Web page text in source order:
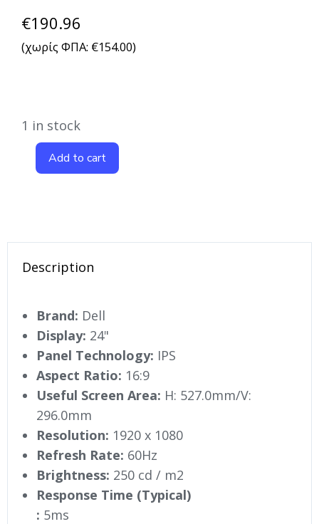
€190.96
(χωρίς ΦΠΑ: €154.00)
1 in stock
Add to cart
Description
Brand: Dell
Display: 24"
Panel Technology: IPS
Aspect Ratio: 16:9
Useful Screen Area: H: 527.0mm/V:
296.0mm
Resolution: 1920 x 1080
Refresh Rate: 60Hz
Brightness: 250 cd / m2
Response Time (Typical)
: 5ms